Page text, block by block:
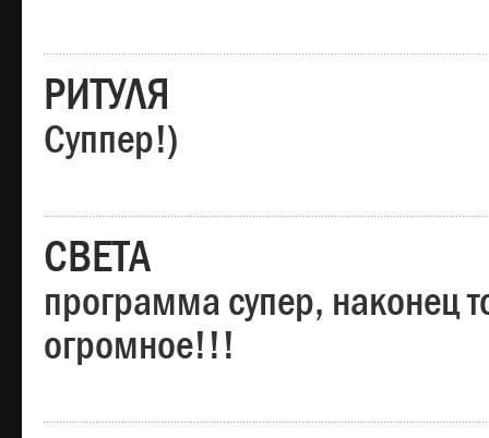
РИТУЛЯ
Суппер!)
СВЕТА
программа супер, наконец
огромное!!!